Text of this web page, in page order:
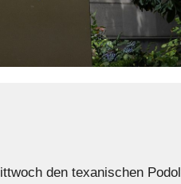
den texanischen